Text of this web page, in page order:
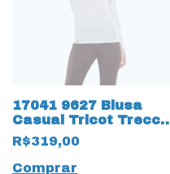
17041 9627 Blusa
Casual Tricot Trecce
Branco
R$319,00
Comprar